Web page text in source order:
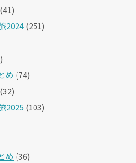
(41)
2024 (251)
め (74)
(32)
2025 (103)
め (36)